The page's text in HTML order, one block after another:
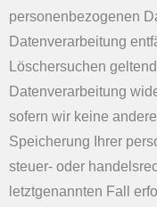
personenbezogenen
Datenverarbeitung
Löschersuchen
Datenverarbeitung
sofern wir keine
Speicherung Ihrer
steuer- oder
letztgenannten Fall